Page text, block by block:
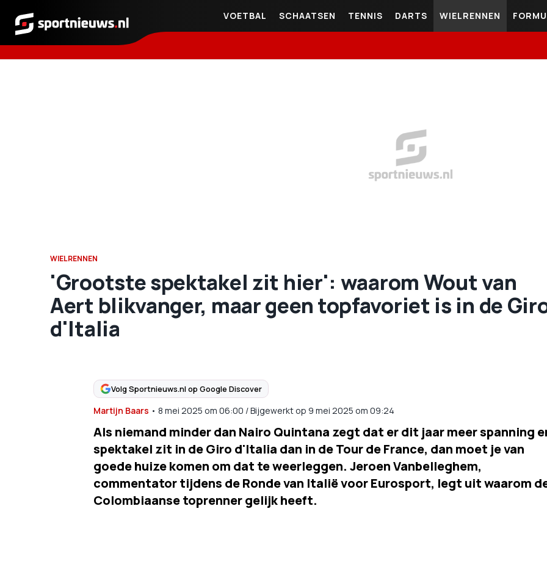
Sportnieuws.nl
VOETBAL SCHAATSEN TENNIS DARTS WIELRENNEN
WIELRENNEN
'Grootste spektakel zit hier': waarom Wout van
Aert blikvanger, maar geen topfavoriet is in de
d'Italia
Volg Sportnieuws.nl op Google Discover
Martijn Baars • 8 mei 2025 om 06:00 /Bijgewerkt op 9 mei 2025 om 09:24
Als niemand minder dan Nairo Quintana zegt dat er dit jaar meer spanning
spektakel zit in de Giro d'Italia dan in de Tour de France, dan moet je van
goede huize komen om dat te weerleggen. Jeroen Vanbelleghem,
commentator tijdens de Ronde van Italië voor Eurosport, legt uit waarom
Colombiaanse toprenner gelijk heeft.